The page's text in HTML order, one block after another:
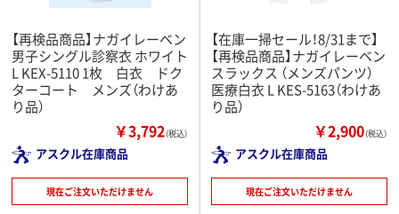
【再検品商品】ナガイレーベン
男子シングル診察衣 ホワイト
L KEX-5110 1枚 白衣 ドク
ターコート メンズ（わけあ
り品）
￥3,792（税込）
アスクル在庫商品
現在ご注文いただけません
【在庫一掃セール！8/31まで】
【再検品商品】ナガイレーベン
スラックス （メンズパンツ）
医療白衣 L KES-5163（わけあ
り品）
￥2,900（税込）
アスクル在庫商品
現在ご注文いただけません